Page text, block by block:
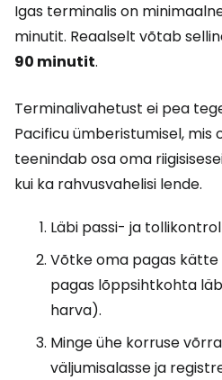
Igas terminalis on
minutit. Reaalselt võtab
90 minutit.
Terminalivahetust ei pea
Pacificu ümberistumisel, mis
teenindab osa oma
kui ka rahvusvahelisi lende.
Läbi passi- ja
Võtke oma pagas kätte
pagas lõppsihtkohta
harva).
Minge ühe korruse
väljumisalasse ja